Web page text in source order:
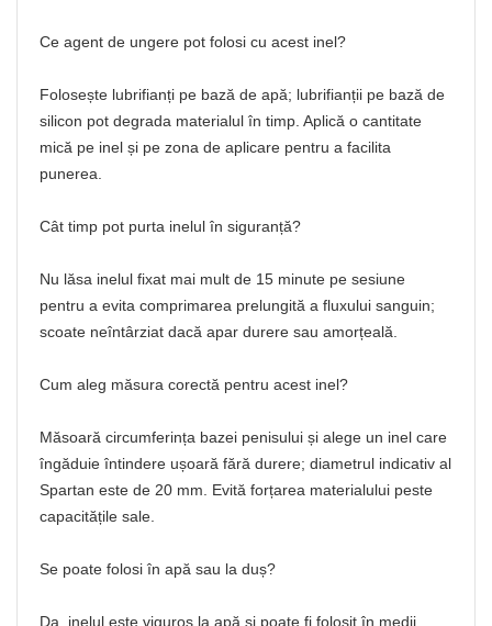
Ce agent de ungere pot folosi cu acest inel?
Folosește lubrifianți pe bază de apă; lubrifianții pe bază de
silicon pot degrada materialul în timp. Aplică o cantitate
mică pe inel și pe zona de aplicare pentru a facilita
punerea.
Cât timp pot purta inelul în siguranță?
Nu lăsa inelul fixat mai mult de 15 minute pe sesiune
pentru a evita comprimarea prelungită a fluxului sanguin;
scoate neîntârziat dacă apar durere sau amorțeală.
Cum aleg măsura corectă pentru acest inel?
Măsoară circumferința bazei penisului și alege un inel care
îngăduie întindere ușoară fără durere; diametrul indicativ al
Spartan este de 20 mm. Evită forțarea materialului peste
capacitățile sale.
Se poate folosi în apă sau la duș?
Da, inelul este viguros la apă și poate fi folosit în medii